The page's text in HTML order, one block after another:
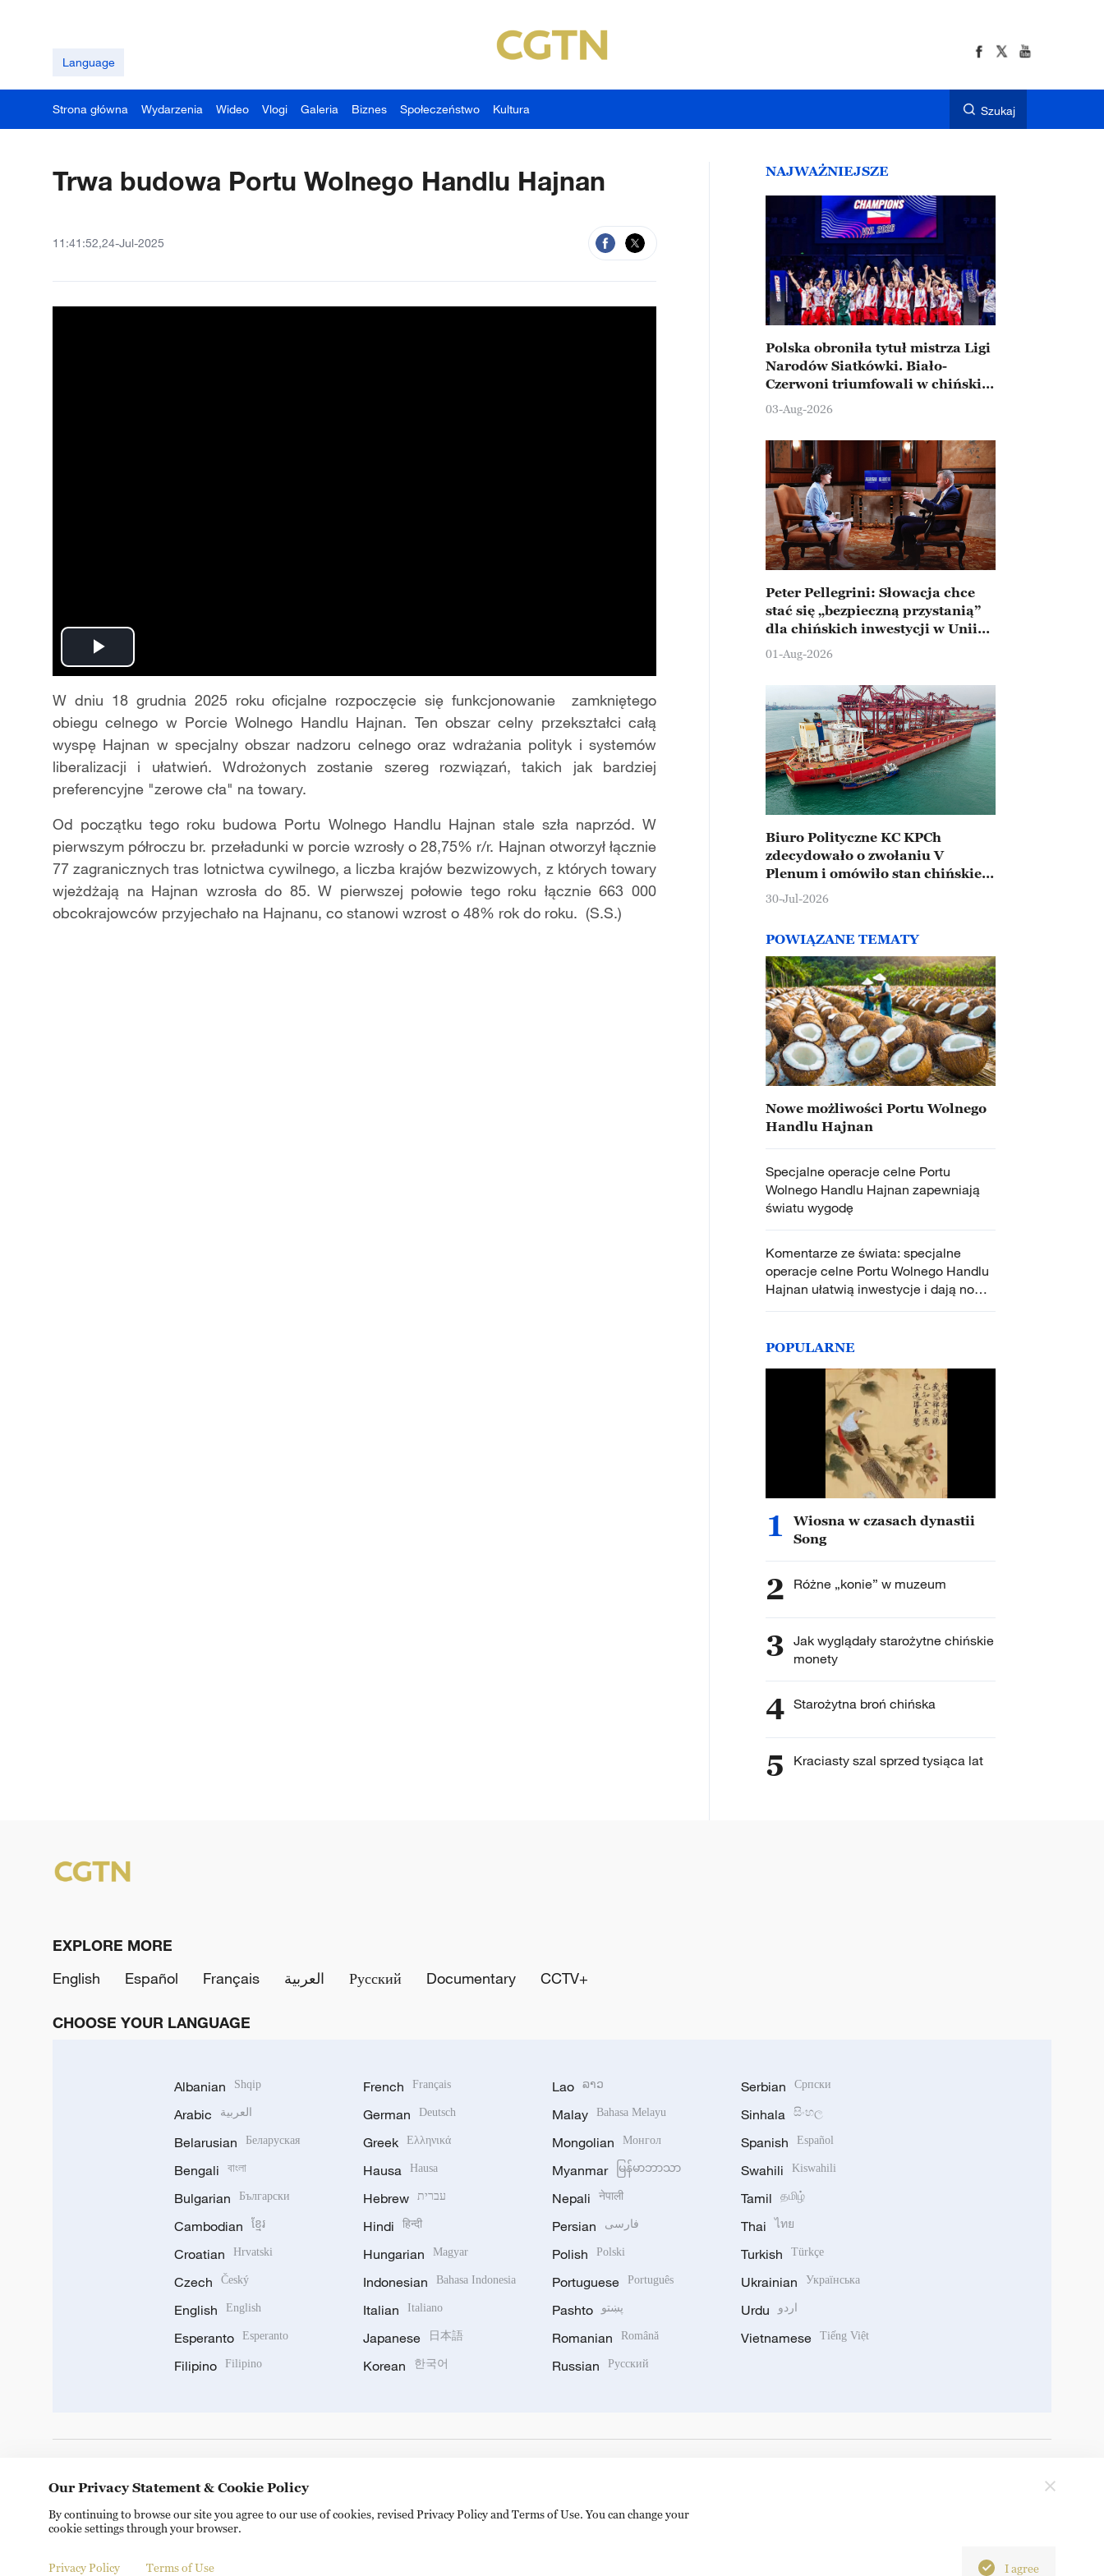
Language
Strona główna Wydarzenia Wideo Vlogi Galeria Biznes Społeczeństwo Kultura Szukaj
Trwa budowa Portu Wolnego Handlu Hajnan
11:41:52,24-Jul-2025
Play
Video
W dniu 18 grudnia 2025 roku oficjalne rozpoczęcie się funkcjonowanie zamkniętego
obiegu celnego w Porcie Wolnego Handlu Hajnan. Ten obszar celny przekształci całą
wyspę Hajnan w specjalny obszar nadzoru celnego oraz wdrażania polityk i systemów
liberalizacji i ułatwień. Wdrożonych zostanie szereg rozwiązań, takich jak bardziej
preferencyjne "zerowe cła" na towary.
Od początku tego roku budowa Portu Wolnego Handlu Hajnan stale szła naprzód. W
pierwszym półroczu br. przeładunki w porcie wzrosły o 28,75% r/r. Hajnan otworzył łącznie
77 zagranicznych tras lotnictwa cywilnego, a liczba krajów bezwizowych, z których towary
wjeżdżają na Hajnan wzrosła do 85. W pierwszej połowie tego roku łącznie 663 000
obcokrajowców przyjechało na Hajnanu, co stanowi wzrost o 48% rok do roku. (S.S.)
NAJWAŻNIEJSZE
Polska obroniła tytuł mistrza Ligi
Narodów Siatkówki. Biało-
Czerwoni triumfowali w chińskim
Ningbo
03-Aug-2026
Peter Pellegrini: Słowacja chce
stać się „bezpieczną przystanią”
dla chińskich inwestycji w Unii
Europejskiej
01-Aug-2026
Biuro Polityczne KC KPCh
zdecydowało o zwołaniu V
Plenum i omówiło stan chińskiej
gospodarki
30-Jul-2026
POWIĄZANE TEMATY
Nowe możliwości Portu Wolnego
Handlu Hajnan
Specjalne operacje celne Portu
Wolnego Handlu Hajnan zapewniają
światu wygodę
Komentarze ze świata: specjalne
operacje celne Portu Wolnego Handlu
Hajnan ułatwią inwestycje i dają nowe
możliwości na rynku chińskim
POPULARNE
1
Wiosna w czasach dynastii
Song
2 Różne „konie” w muzeum
3 Jak wyglądały starożytne chińskie
monety
4 Starożytna broń chińska
5 Kraciasty szal sprzed tysiąca lat
EXPLORE MORE
English
Español Français العربية Русский Documentary CCTV+
CHOOSE YOUR LANGUAGE
Albanian Shqip
Arabic العربية
Belarusian Беларуская
Bengali বাংলা
Bulgarian Български
Cambodian ខ្មែរ
Croatian Hrvatski
Czech Český
English English
Esperanto Esperanto
Filipino Filipino
French Français
German Deutsch
Greek Ελληνικά
Hausa Hausa
Hebrew עברית
Hindi हिन्दी
Hungarian Magyar
Indonesian Bahasa Indonesia
Italian Italiano
Japanese 日本語
Korean 한국어
Lao ລາວ
Malay Bahasa Melayu
Mongolian Монгол
Myanmar မြန်မာဘာသာ
Nepali नेपाली
Persian فارسی
Polish Polski
Portuguese Português
Pashto پښتو
Romanian Română
Russian Русский
Serbian Српски
Sinhala සිංහල
Spanish Español
Swahili Kiswahili
Tamil தமிழ்
Thai ไทย
Turkish Türkçe
Ukrainian Українська
Urdu اردو
Vietnamese Tiếng Việt
Copyright © 2024 CGTN. 京ICP备20000184号
Our Privacy Statement & Cookie Policy
By continuing to browse our site you agree to our use of cookies, revised Privacy Policy and Terms of Use. You can change your
cookie settings through your browser.
Privacy Policy Terms of Use I agree